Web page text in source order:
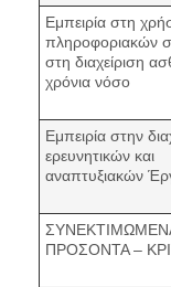
Εμπειρία στη
πληροφοριακών
στη διαχείριση
χρόνια νόσο
Εμπειρία στην
ερευνητικών και
αναπτυξιακών
ΠΡΟΣΟΝΤΑ –